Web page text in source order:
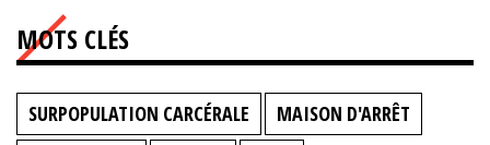
MOTS CLÉS
SURPOPULATION CARCÉRALE
MAISON D'ARRÊT